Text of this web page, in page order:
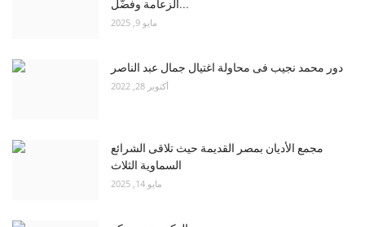
الزعامة وفضّل...
مايو 9, 2025
دور محمد نجيب فى محاولة اغتيال جمال عبد الناصر
أكتوبر 28, 2022
مجمع الأديان بمصر القديمة حيث تلاقى الشرائع
السماوية الثلاث
مايو 14, 2025